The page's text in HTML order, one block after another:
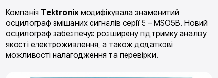
Компанія Tektronixмодифікувала знаменитий
осцилограф змішаних сигналів серії 5 – MSO5B. Новий
осцилограф забезпечує розширену підтримку аналізу
якості електроживлення, а також додаткові
можливості налагодження та перевірки.